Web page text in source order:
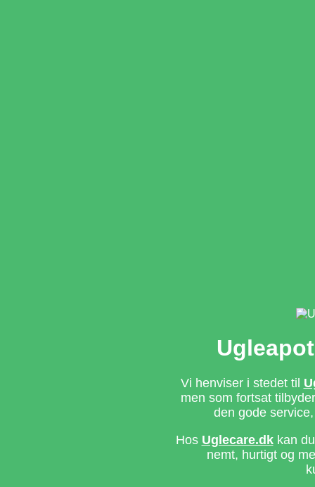
Vi henviser i stedet til
men som fortsat
den gode
Hos Uglecare.dkkan du
nemt, hurtigt og